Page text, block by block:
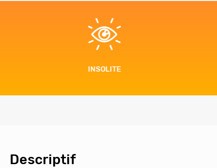
EN FAMILLE
Descriptif